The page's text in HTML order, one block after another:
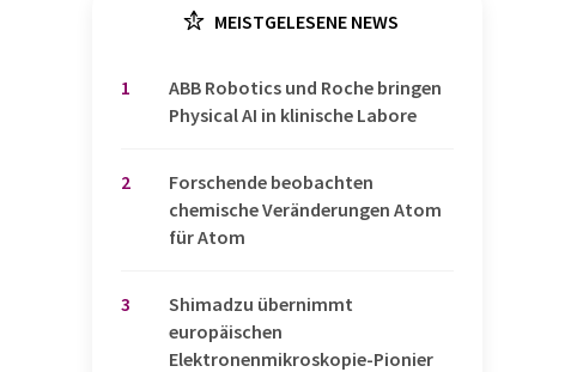
MEISTGELESENE NEWS
1
​​​​​​​ABB Robotics und Roche bringen
Physical AI in klinische Labore
2
Forschende beobachten
chemische Veränderungen Atom
für Atom
3
Shimadzu übernimmt
europäischen
Elektronenmikroskopie-Pionier